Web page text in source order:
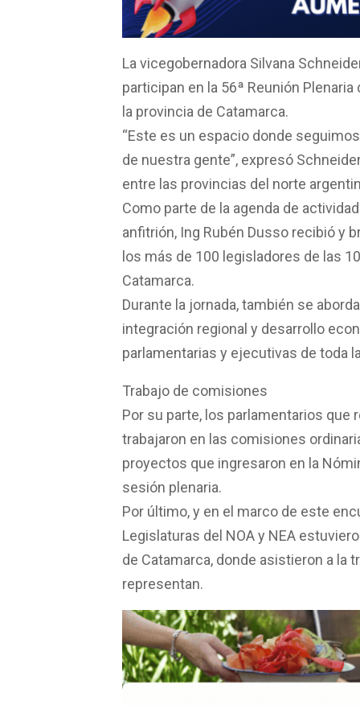
o
o
k
A
p
p
ar
tir
La vicegobernadora Silvana
participan en la 56ª Reunión
la provincia de Catamarca.
“Este es un espacio donde
de nuestra gente”, expresó
entre las provincias del norte
Como parte de la agenda de
anfitrión, Ing Rubén Dusso recibió y
los más de 100 legisladores de las
Catamarca.
Durante la jornada, también se
integración regional y desarrollo
parlamentarias y ejecutivas de toda
Trabajo de comisiones
Por su parte, los parlamentarios que
trabajaron en las comisiones
proyectos que ingresaron en la
sesión plenaria.
Por último, y en el marco de este
Legislaturas del NOA y NEA
de Catamarca, donde asistieron a la
representan.